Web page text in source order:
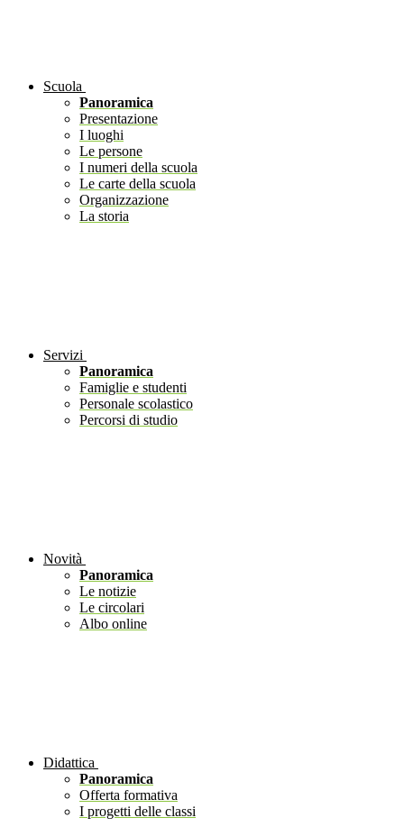
Scuola
Panoramica
Presentazione
I luoghi
Le persone
I numeri della scuola
Le carte della scuola
Organizzazione
La storia
Servizi
Panoramica
Famiglie e studenti
Personale scolastico
Percorsi di studio
Novità
Panoramica
Le notizie
Le circolari
Albo online
Didattica
Panoramica
Offerta formativa
I progetti delle classi